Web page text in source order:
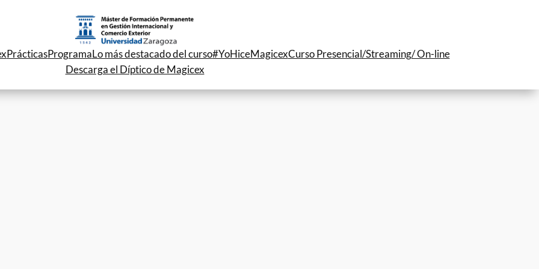
PrácticasProgramaLo más destacado del curso#YoHiceMagicexCurso Presencial/Streaming/ On-line
Descarga el Díptico de Magicex